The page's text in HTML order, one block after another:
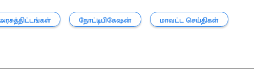
நோட்டிபிகேஷன் மாவட்ட செய்திகள்